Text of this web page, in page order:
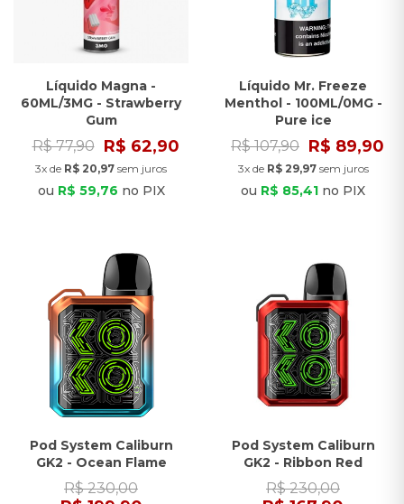
Líquido Magna -
60ML/3MG - Strawberry
Gum
R$ 62,90
R$ 77,90
3x de R$ 20,97 sem juros
ou R$ 59,76 no PIX
Líquido Mr. Freeze
Menthol - 100ML/0MG -
Pure ice
R$ 89,90
R$ 107,90
3x de R$ 29,97sem juros
ou R$ 85,41 no PIX
Pod System Caliburn
GK2 - Ocean Flame
R$ 230,00
Pod System Caliburn
GK2 - Ribbon Red
R$ 230,00